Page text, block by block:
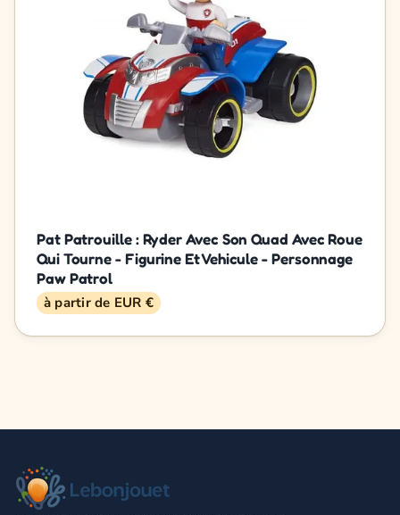
Pat Patrouille : Ryder Avec Son Quad Avec Roue
Qui Tourne - Figurine Et Vehicule - Personnage
Paw Patrol
à partir de EUR €